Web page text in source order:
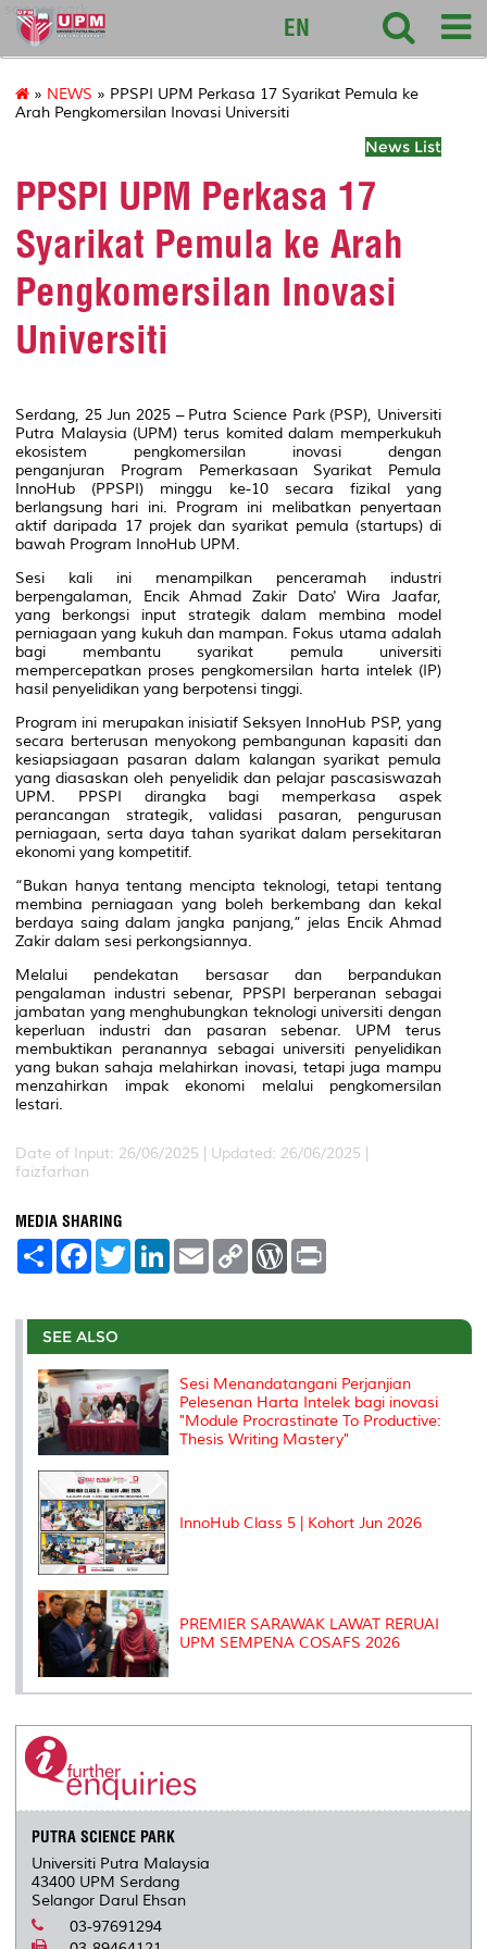
sciencepark
EN
» NEWS » PPSPI UPM Perkasa 17 Syarikat Pemula ke
Arah Pengkomersilan Inovasi Universiti
News List
PPSPI UPM Perkasa 17
Syarikat Pemula ke Arah
Pengkomersilan Inovasi
Universiti
Serdang, 25 Jun 2025 – Putra Science Park (PSP), Universiti
Putra Malaysia (UPM) terus komited dalam memperkukuh
ekosistem pengkomersilan inovasi dengan
penganjuran Program Pemerkasaan Syarikat Pemula
InnoHub (PPSPI) minggu ke-10 secara fizikal yang
berlangsung hari ini. Program ini melibatkan penyertaan
aktif daripada 17 projek dan syarikat pemula (startups) di
bawah Program InnoHub UPM.
Sesi kali ini menampilkan penceramah industri
berpengalaman, Encik Ahmad Zakir Dato' Wira Jaafar,
yang berkongsi input strategik dalam membina model
perniagaan yang kukuh dan mampan. Fokus utama adalah
bagi membantu syarikat pemula universiti
mempercepatkan proses pengkomersilan harta intelek (IP)
hasil penyelidikan yang berpotensi tinggi.
Program ini merupakan inisiatif Seksyen InnoHub PSP, yang
secara berterusan menyokong pembangunan kapasiti dan
kesiapsiagaan pasaran dalam kalangan syarikat pemula
yang diasaskan oleh penyelidik dan pelajar pascasiswazah
UPM. PPSPI dirangka bagi memperkasa aspek
perancangan strategik, validasi pasaran, pengurusan
perniagaan, serta daya tahan syarikat dalam persekitaran
ekonomi yang kompetitif.
“Bukan hanya tentang mencipta teknologi, tetapi tentang
membina perniagaan yang boleh berkembang dan kekal
berdaya saing dalam jangka panjang,” jelas Encik Ahmad
Zakir dalam sesi perkongsiannya.
Melalui pendekatan bersasar dan berpandukan
pengalaman industri sebenar, PPSPI berperanan sebagai
jambatan yang menghubungkan teknologi universiti dengan
keperluan industri dan pasaran sebenar. UPM terus
membuktikan peranannya sebagai universiti penyelidikan
yang bukan sahaja melahirkan inovasi, tetapi juga mampu
menzahirkan impak ekonomi melalui pengkomersilan
lestari.
Date of Input: 26/06/2025 | Updated: 26/06/2025 |
faizfarhan
MEDIA SHARING
S
e
F
a
b
o
o
k
T
w
t
r
L
e
I
E
m
l
C
L
n
W
P
e
s
t
SEE ALSO
Sesi Menandatangani Perjanjian
Pelesenan Harta Intelek bagi inovasi
"Module Procrastinate To Productive:
Thesis Writing Mastery"
InnoHub Class 5 | Kohort Jun 2026
PREMIER SARAWAK LAWAT RERUAI
UPM SEMPENA COSAFS 2026
PUTRA SCIENCE PARK
Universiti Putra Malaysia
43400 UPM Serdang
Selangor Darul Ehsan
03-97691294